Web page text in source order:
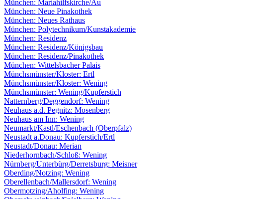
München: Mariahilfskirche/Au
München: Neue Pinakothek
München: Neues Rathaus
München: Polytechnikum/Kunstakademie
München: Residenz
München: Residenz/Königsbau
München: Residenz/Pinakothek
München: Wittelsbacher Palais
Münchsmünster/Kloster: Ertl
Münchsmünster/Kloster: Wening
Münchsmünster: Wening/Kupferstich
Natternberg/Deggendorf: Wening
Neuhaus a.d. Pegnitz: Mosenberg
Neuhaus am Inn: Wening
Neumarkt/Kastl/Eschenbach (Oberpfalz)
Neustadt a.Donau: Kupferstich/Ertl
Neustadt/Donau: Merian
Niederhornbach/Schloß: Wening
Nürnberg/Unterbürg/Derretsburg: Meisner
Oberding/Notzing: Wening
Oberellenbach/Mallersdorf: Wening
Obermotzing/Aholfing: Wening